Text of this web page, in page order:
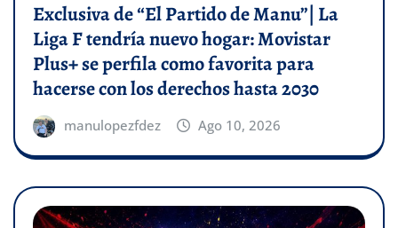
Exclusiva de “El Partido de Manu”| La
Liga F tendría nuevo hogar: Movistar
Plus+ se perfila como favorita para
hacerse con los derechos hasta 2030
manulopezfdez Ago 10, 2026